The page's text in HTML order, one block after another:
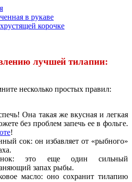
в рукаве
корочке
лучшей тилапии:
несколько простых правил:
Она такая же вкусная и легкая
без проблем запечь ее в фольге.
!
сок: он избавляет от «рыбного»
это еще один сильный
запах рыбы.
масло: оно сохранит тилапию